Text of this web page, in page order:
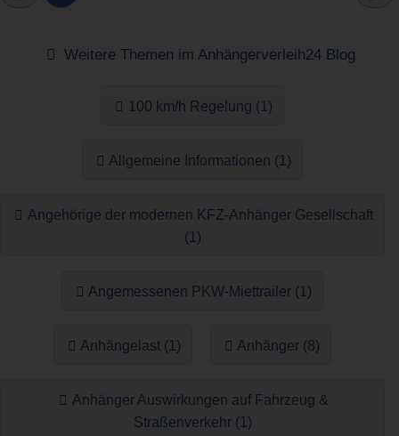
Weitere Themen im Anhängerverleih24 Blog
100 km/h Regelung (1)
Allgemeine Informationen (1)
Angehörige der modernen KFZ-Anhänger Gesellschaft
(1)
Angemessenen PKW-Miettrailer (1)
Anhängelast (1) Anhänger (8)
Anhänger Auswirkungen auf Fahrzeug &
Straßenverkehr (1)